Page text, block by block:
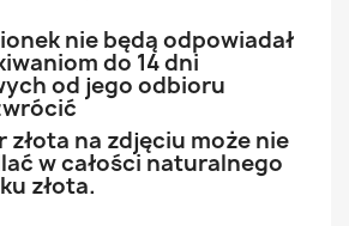
nie będą odpowiadał
do 14 dni
od jego odbioru
złota na zdjęciu może nie
w całości naturalnego
złota.